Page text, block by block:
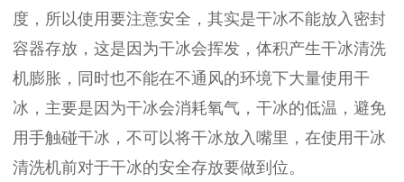
度，所以使用要注意安全，其实是干冰不能放入密封
容器存放，这是因为干冰会挥发，体积产生干冰清洗
机膨胀，同时也不能在不通风的环境下大量使用干
冰，主要是因为干冰会消耗氧气，干冰的低温，避免
用手触碰干冰，不可以将干冰放入嘴里，在使用干冰
清洗机前对于干冰的安全存放要做到位。